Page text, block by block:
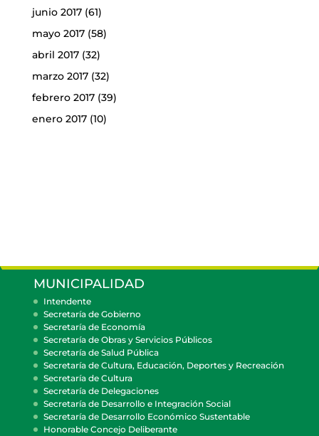
junio 2017(61)
mayo 2017(58)
abril 2017(32)
marzo 2017(32)
febrero 2017(39)
enero 2017(10)
MUNICIPALIDAD
Intendente
Secretaría de Gobierno
Secretaría de Economía
Secretaría de Obras y Servicios Públicos
Secretaría de Salud Pública
Secretaría de Cultura, Educación, Deportes y Recreación
Secretaría de Cultura
Secretaría de Delegaciones
Secretaría de Desarrollo e Integración Social
Secretaría de Desarrollo Económico Sustentable
Honorable Concejo Deliberante